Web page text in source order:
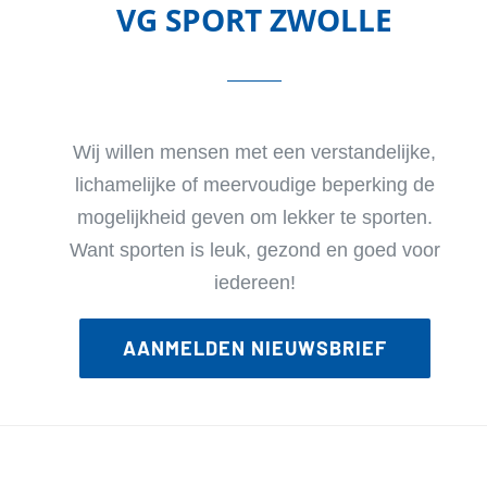
VG SPORT ZWOLLE
Wij willen mensen met een verstandelijke,
lichamelijke of meervoudige beperking de
mogelijkheid geven om lekker te sporten.
Want sporten is leuk, gezond en goed voor
iedereen!
AANMELDEN NIEUWSBRIEF